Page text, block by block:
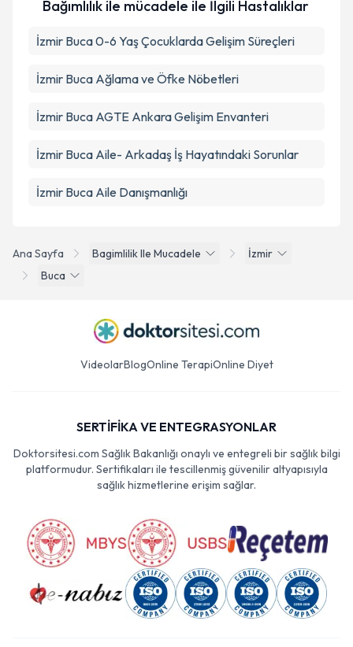
Ana Sayfa Bagimlilik Ile Mucadele
İzmir
Buca
Bağımlılık ile mücadele ile İlgili Hastalıklar
İzmir Buca 0-6 Yaş Çocuklarda Gelişim Süreçleri
İzmir Buca Ağlama ve Öfke Nöbetleri
İzmir Buca AGTE Ankara Gelişim Envanteri
İzmir Buca Aile- Arkadaş İş Hayatındaki Sorunlar
İzmir Buca Aile Danışmanlığı
VideolarBlogOnline TerapiOnline Diyet
SERTİFİKA VE ENTEGRASYONLAR
Doktorsitesi.com Sağlık Bakanlığı onaylı ve entegreli bir sağlık bilgi
platformudur. Sertifikaları ile tescillenmiş güvenilir altyapısıyla
sağlık hizmetlerine erişim sağlar.